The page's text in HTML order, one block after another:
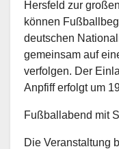
Hersfeld zur
können
deutschen
gemeinsam auf
verfolgen. Der
Anpfiff erfolgt um
Fußballabend mit
Die Veranstaltung